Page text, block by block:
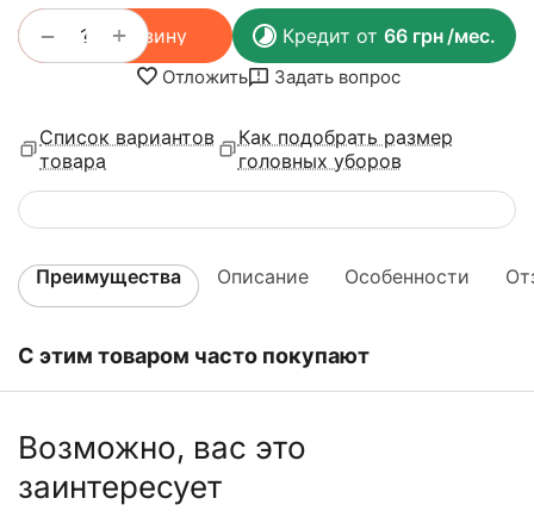
+
− В корзину Кредит от 66 грн/мес.
Отложить Задать вопрос
Список вариантов
товара
Как подобрать размер
головных уборов
Преимущества Описание Особенности
С этим товаром часто покупают
Возможно, вас это
заинтересует